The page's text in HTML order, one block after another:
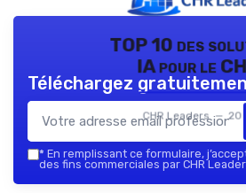
TOP 10 des
IA pour le
CHR Leaders —
Téléchargez
* En remplissant ce formulaire,
des fins commerciales par CHR